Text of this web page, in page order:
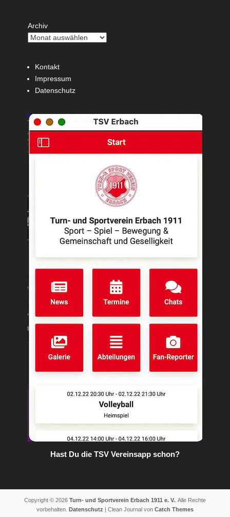
Archiv
Kontakt
Impressum
Datenschutz
Hast Du die TSV Vereinsapp schon?
Copyright © 2026 Turn- und Sportverein Erbach 1911 e. V. . Alle Rechte
vorbehalten. Datenschutz | Clean Journal von Catch Themes